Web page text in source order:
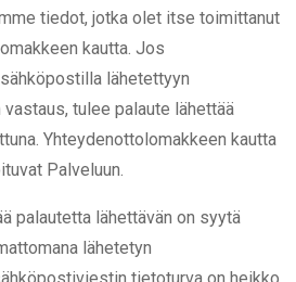
tiedot, jotka olet itse toimittanut
kautta. Jos
lähetettyyn
tulee palaute lähettää
Yhteydenottolomakkeen kautta
Palveluun.
palautetta lähettävän on syytä
lähetetyn